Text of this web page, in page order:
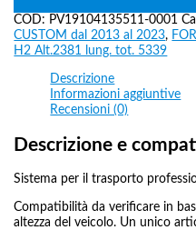
COD: PV19104135511-0001
CUSTOM dal 2013 al 2023,
H2 Alt.2381 lung. tot. 5339
Descrizione
Informazioni aggiuntive
Recensioni (0)
Descrizione e
Sistema per il trasporto
Compatibilità da verificare in
altezza del veicolo. Un unico